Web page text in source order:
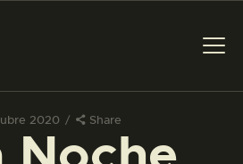
2020 Share
LA VISITA